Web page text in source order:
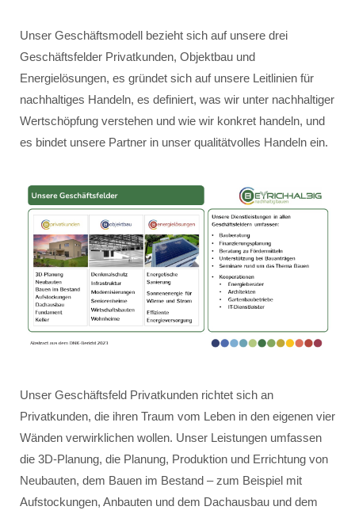
Unser Geschäftsmodell bezieht sich auf unsere drei
Geschäftsfelder Privatkunden, Objektbau und
Energielösungen, es gründet sich auf unsere Leitlinien für
nachhaltiges Handeln, es definiert, was wir unter nachhaltiger
Wertschöpfung verstehen und wie wir konkret handeln, und
es bindet unsere Partner in unser qualitätvolles Handeln ein.
Unser Geschäftsfeld Privatkunden richtet sich an
Privatkunden, die ihren Traum vom Leben in den eigenen vier
Wänden verwirklichen wollen. Unser Leistungen umfassen
die 3D-Planung, die Planung, Produktion und Errichtung von
Neubauten, dem Bauen im Bestand – zum Beispiel mit
Aufstockungen, Anbauten und dem Dachausbau und dem